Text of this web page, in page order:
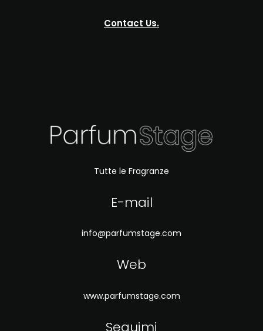
Contact Us.
Tutte le Fragranze
E-mail
info@parfumstage.com
Web
www.parfumstage.com
Seguimi